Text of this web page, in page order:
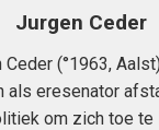
Jurgen Ceder
(°1963,
als eresenator
om zich toe te